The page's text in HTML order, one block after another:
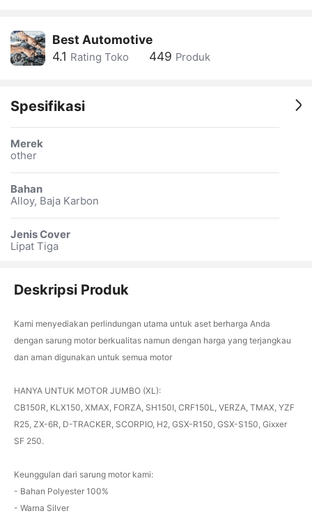
Best Automotive
4.1 Rating Toko 449 Produk
Spesifikasi
Merek
other
Bahan
Alloy, Baja Karbon
Jenis Cover
Lipat Tiga
Deskripsi Produk
Kami menyediakan perlindungan utama untuk aset berharga Anda
dengan sarung motor berkualitas namun dengan harga yang terjangkau
dan aman digunakan untuk semua motor
HANYA UNTUK MOTOR JUMBO (XL):
CB150R, KLX150, XMAX, FORZA, SH150I, CRF150L, VERZA, TMAX, YZF
R25, ZX-6R, D-TRACKER, SCORPIO, H2, GSX-R150, GSX-S150, Gixxer
SF 250.
Keunggulan dari sarung motor kami:
- Bahan Polyester 100%
- Warna Silver